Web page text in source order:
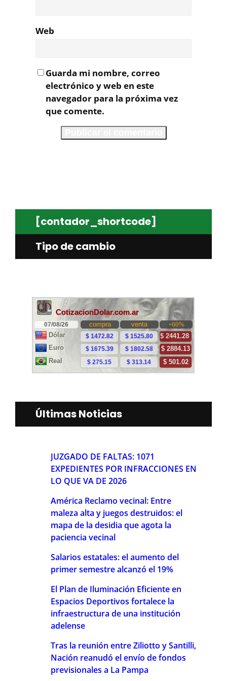
Web
Guarda mi nombre, correo
electrónico y web en este
navegador para la próxima vez
que comente.
[contador_shortcode]
Tipo de cambio
Últimas Noticias
JUZGADO DE FALTAS: 1071
EXPEDIENTES POR INFRACCIONES EN
LO QUE VA DE 2026
América Reclamo vecinal: Entre
maleza alta y juegos destruidos: el
mapa de la desidia que agota la
paciencia vecinal
Salarios estatales: el aumento del
primer semestre alcanzó el 19%
El Plan de Iluminación Eficiente en
Espacios Deportivos fortalece la
infraestructura de una institución
adelense
Tras la reunión entre Ziliotto y Santilli,
Nación reanudó el envío de fondos
previsionales a La Pampa